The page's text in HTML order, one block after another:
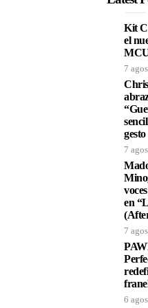
Kit
el
7
7
en
7
6